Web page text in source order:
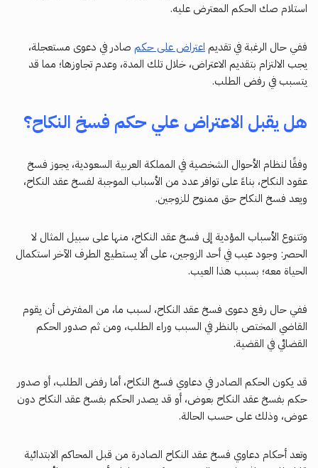
استلام صك الحكم المعترض عليه.
ففي حال الرغبة في تقديم اعتراض على حكم صادر في دعوى مستعجلة،
يجب الالتزام بتقديم الاعتراض، خلال تلك المدة، وعدم تجاوزها؛ مما قد
يتسبب في رفض الطلب.
هل يقبل الاعتراض علي حكم فسخ النكاح؟
وفقًا لنظام الأحوال الشخصية في المملكة العربية السعودية، يجوز فسخ
عقود النكاح، بناءً على توافر عدد من الأسباب الموجبة لفسخ عقد النكاح،
ويعد فسخ النكاح حق ممنوح للزوجين.
وتتنوع الأسباب المؤدية إلى فسخ عقد النكاح، منها على سبيل المثال لا
الحصر: وجود عيب في أحد الزوجين، على ألا يستطيع الطرف الآخر استكمال
الحياة معه؛ بسبب هذا العيب.
ففي حال رفع دعوى فسخ عقد النكاح، لسبب ما، من المفترض أن يقوم
القاضي المختص بالنظر في السبب وراء الطلب، ومن ثم صدور الحكم
القضائي في القضية.
قد يكون الحكم الصادر في دعاوي فسخ النكاح، أما رفض الطلب، أو صدور
حكم بفسخ عقد النكاح بعوض، أو قد يصدر الحكم بفسخ عقد النكاح دون
عوض، وذلك على حسب الحالة.
وتعد أحكام دعاوي فسخ عقد النكاح الصادرة من قبل المحاكم الابتدائية